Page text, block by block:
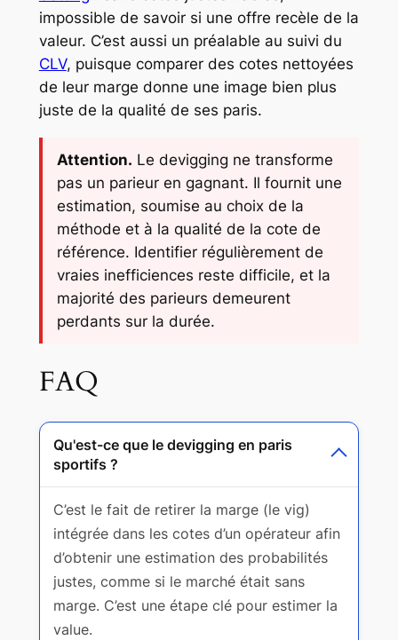
impossible de savoir si une offre recèle de la
valeur. C’est aussi un préalable au suivi du
CLV, puisque comparer des cotes nettoyées
de leur marge donne une image bien plus
juste de la qualité de ses paris.
Attention. Le devigging ne transforme
pas un parieur en gagnant. Il fournit une
estimation, soumise au choix de la
méthode et à la qualité de la cote de
référence. Identifier régulièrement de
vraies inefficiences reste difficile, et la
majorité des parieurs demeurent
perdants sur la durée.
FAQ
Qu'est-ce que le devigging en paris
sportifs ?
C’est le fait de retirer la marge (le vig)
intégrée dans les cotes d’un opérateur afin
d’obtenir une estimation des probabilités
justes, comme si le marché était sans
marge. C’est une étape clé pour estimer la
value.